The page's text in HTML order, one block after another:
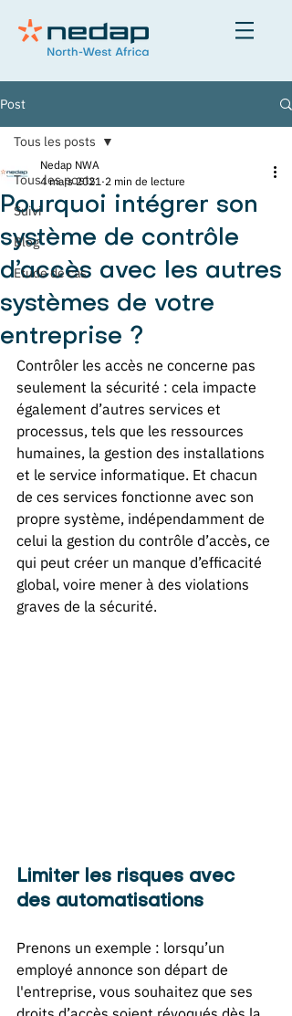
Post
Tous les posts
Suivi
Blog
Etude de cas
Tous les posts
Pourquoi intégrer son
système de contrôle
d’accès avec les autres
systèmes de votre
entreprise ?
Nedap NWA
4 mars 2021 2 min de lecture
Contrôler les accès ne concerne pas
seulement la sécurité : cela impacte
également d’autres services et
processus, tels que les ressources
humaines, la gestion des installations
et le service informatique. Et chacun
de ces services fonctionne avec son
propre système, indépendamment de
celui la gestion du contrôle d’accès, ce
qui peut créer un manque d’efficacité
global, voire mener à des violations
graves de la sécurité.
Limiter les risques avec
des automatisations
Prenons un exemple : lorsqu’un
employé annonce son départ de
l'entreprise, vous souhaitez que ses